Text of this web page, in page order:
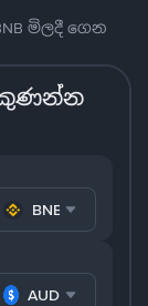
මිලදී ගෙන
AUD
BNB